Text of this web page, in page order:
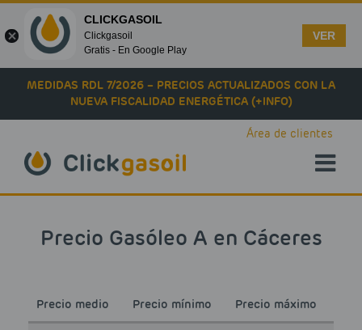
Skip to main content
MEDIDAS RDL 7/2026 – PRECIOS ACTUALIZADOS CON LA
NUEVA FISCALIDAD ENERGÉTICA (+INFO)
Área de clientes
Precio Gasóleo A en Cáceres
Precio medio Precio mínimo Precio máximo
CLICKGASOIL
Clickgasoil
Gratis - En Google Play
VER